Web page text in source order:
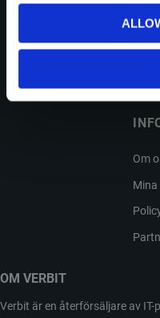
Hur
Om
OM VERBIT
Verbit är en återförsäljare av